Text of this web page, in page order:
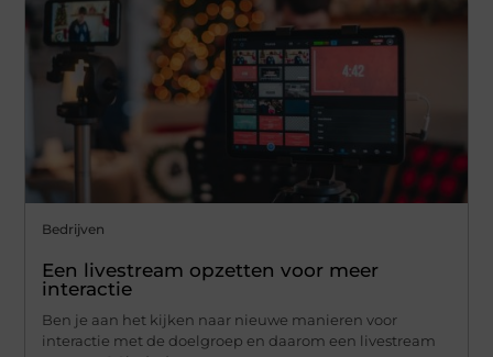
Bedrijven
Een livestream opzetten voor meer
interactie
Ben je aan het kijken naar nieuwe manieren voor
interactie met de doelgroep en daarom een livestream